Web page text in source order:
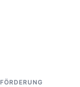
FÖRDERUNG